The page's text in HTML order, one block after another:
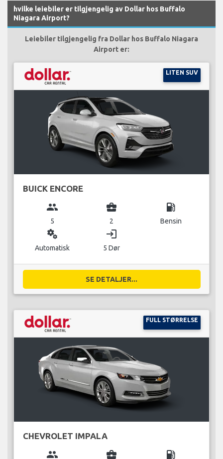
hvilke leiebiler er tilgjengelig av Dollar hos Buffalo
Niagara Airport?
Leiebiler tilgjengelig fra Dollar hos Buffalo Niagara
Airport er:
LITEN SUV
BUICK ENCORE
group
5
business_center
2
local_gas_station
Bensin
miscellaneous_services
Automatisk
login
5 Dør
SE DETALJER...
FULL STØRRELSE
CHEVROLET IMPALA
group business_center local_gas_station